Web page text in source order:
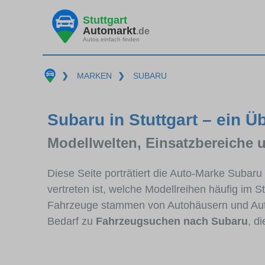
Stuttgart
Automarkt.de
Autos einfach finden
❯ MARKEN ❯ SUBARU
Subaru in Stuttgart – ein
Modellwelten, Einsatzbereiche
Diese Seite porträtiert die Auto-Marke
vertreten ist, welche Modellreihen häufig im
Fahrzeuge stammen von Autohäusern und
Bedarf zu Fahrzeugsuchen nach Subaru,